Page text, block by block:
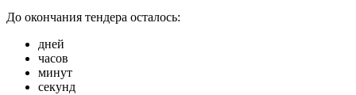
До окончания тендера осталось:
дней
часов
минут
секунд